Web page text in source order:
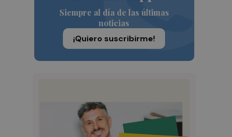
Siempre al día de las últimas
noticias
¡Quiero suscribirme!